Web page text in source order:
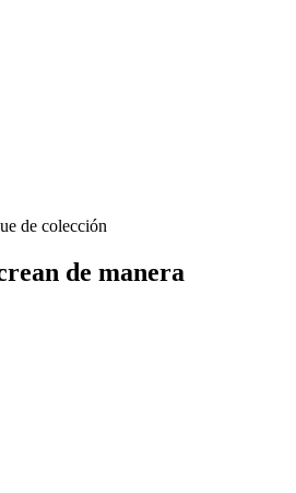
de colección
de manera